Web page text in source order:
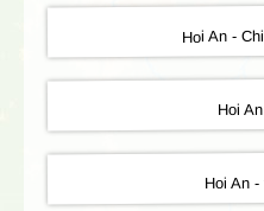
Hoi An -
Hoi
Hoi An